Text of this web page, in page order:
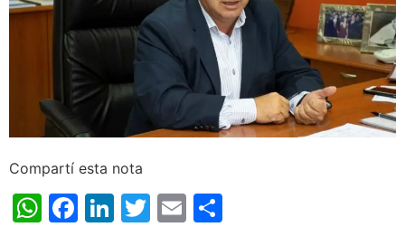
Compartí esta nota
WhatsApp
Facebook
LinkedIn
Twitter
Email